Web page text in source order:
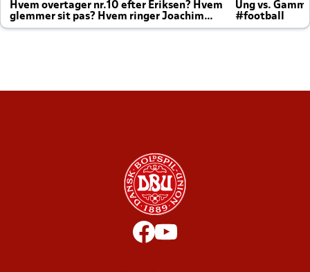
Hvem overtager nr.10 efter Eriksen? Hvem
glemmer sit pas? Hvem ringer Joachim
altid til efter kampe?
Ung vs.
#football